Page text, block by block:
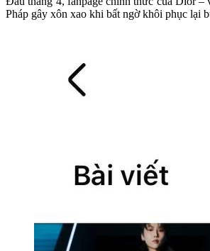
Pháp gây xôn xao khi bất ngờ khôi phục lại